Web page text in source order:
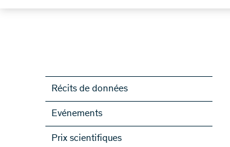
Récits de données
Evénements
Prix scientifiques